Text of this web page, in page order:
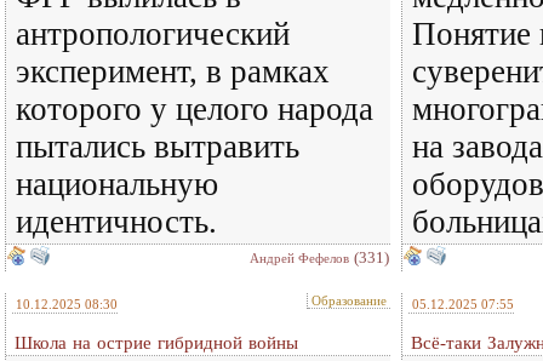
антропологический
эксперимент, в рамках
которого у целого народа
пытались вытравить
национальную
идентичность.
Андрей Фефелов (331)
Понятие
на
10.12.2025 08:30 Образование
Школа на острие гибридной войны
05.12.2025 07:55
Всё-таки